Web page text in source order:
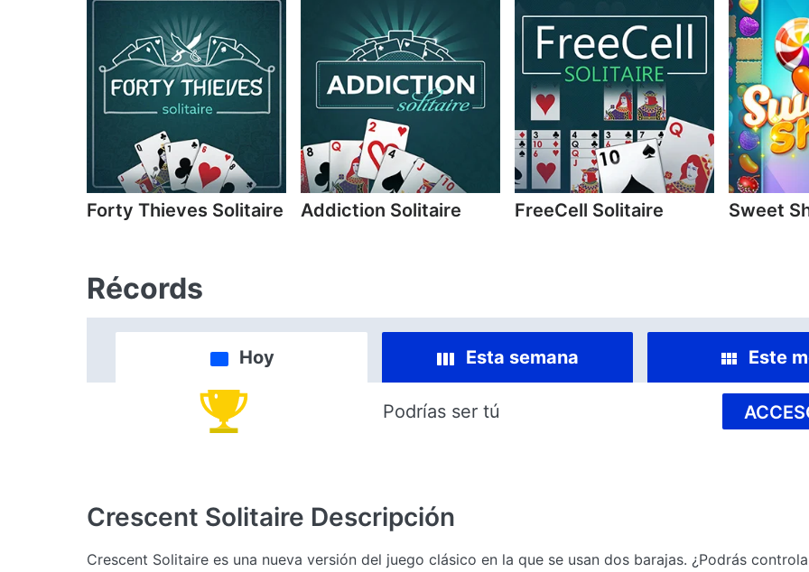
Forty Thieves Solitaire Addiction Solitaire FreeCell Solitaire Sweet
Récords
Hoy Esta semana Este
Podrías ser tú
Crescent Solitaire Descripción
Crescent Solitaire es una nueva versión del juego clásico en la que se usan dos barajas. ¿Podrás